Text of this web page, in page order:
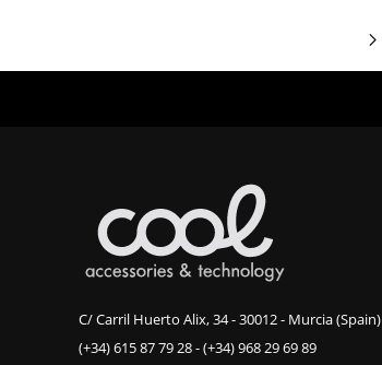
C/ Carril Huerto Alix, 34 - 30012 - Murcia (Spain)
(+34) 615 87 79 28-(+34) 968 29 69 89